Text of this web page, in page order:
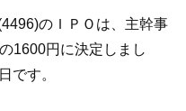
のＩＰＯは、主幹事
1600円に決定しまし
です。